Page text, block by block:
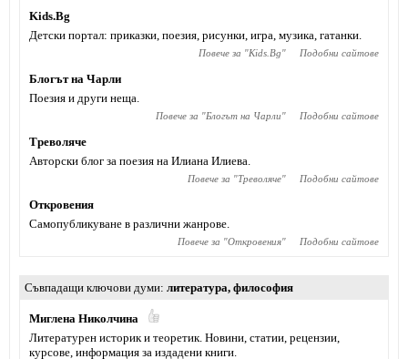
Kids.Bg
Детски портал: приказки, поезия, рисунки, игра, музика, гатанки.
Повече за "Kids.Bg" Подобни сайтове
Блогът на Чарли
Поезия и други неща.
Повече за "Блогът на Чарли" Подобни сайтове
Треволяче
Авторски блог за поезия на Илиана Илиева.
Повече за "Треволяче" Подобни сайтове
Откровения
Самопубликуване в различни жанрове.
Повече за "Откровения" Подобни сайтове
Съвпадащи ключови думи литература, философия
Миглена Николчина
Литературен историк и теоретик. Новини, статии, рецензии,
курсове, информация за издадени книги.